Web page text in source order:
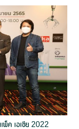
แพ็ค เอเชีย 2022